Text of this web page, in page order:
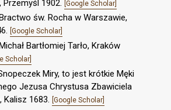
Przemyśl 1902.
[Google Scholar]
św. Rocha w Warszawie,
[Google Scholar]
Bartłomiej Tarło, Kraków
Scholar]
Miry, to jest krótkie Męki
Jezusa Chrystusa Zbawiciela
Kalisz 1683. [Google Scholar]